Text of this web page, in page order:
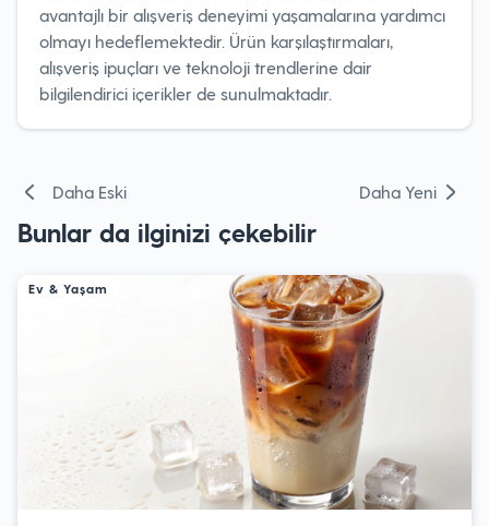
avantajlı bir alışveriş deneyimi yaşamalarına yardımcı
olmayı hedeflemektedir. Ürün karşılaştırmaları,
alışveriş ipuçları ve teknoloji trendlerine dair
bilgilendirici içerikler de sunulmaktadır.
Yazı
Daha Eski Daha Yeni
Bunlar da ilginizi çekebilir
Ev & Yaşam